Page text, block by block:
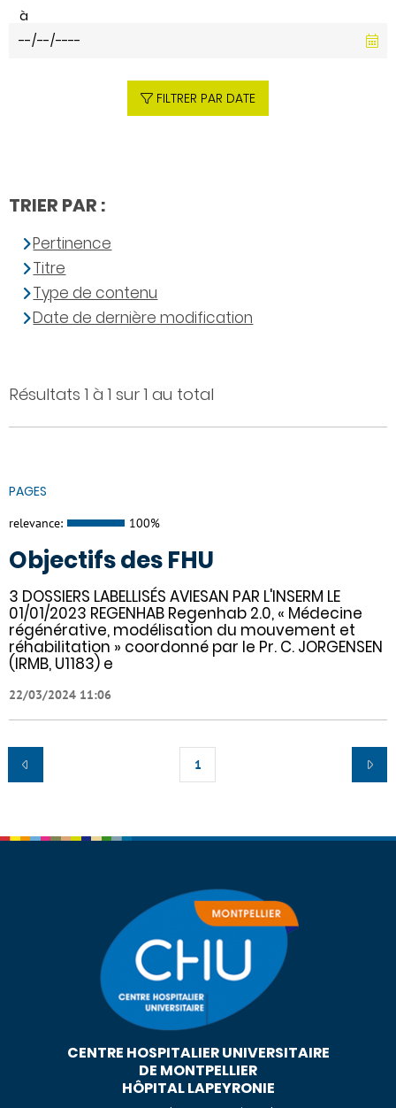
Résultats 1 à 1 sur 1 au total
PAGES
relevance: 100%
Objectifs des FHU
3 DOSSIERS LABELLISÉS AVIESAN PAR L'INSERM LE
01/01/2023 REGENHAB Regenhab 2.0, « Médecine
régénérative, modélisation du mouvement et
réhabilitation » coordonné par le Pr. C. JORGENSEN
(IRMB, U1183) e
22/03/2024 11:06
1
à
FILTRER PAR DATE
TRIER PAR :
Pertinence
Titre
Type de contenu
Date de dernière modification
CENTRE HOSPITALIER UNIVERSITAIRE
DE MONTPELLIER
HÔPITAL LAPEYRONIE